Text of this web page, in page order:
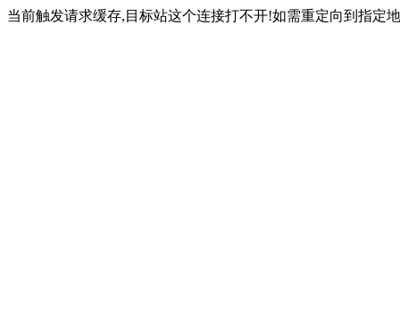
当前触发请求缓存,目标站这个连接打不开!如需重定向到指定